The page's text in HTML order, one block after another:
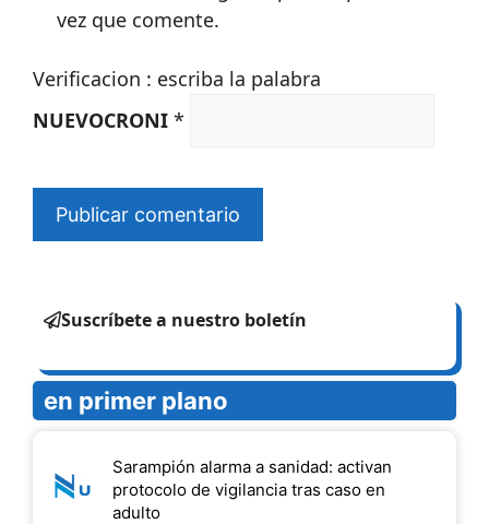
vez que comente.
Verificacion : escriba la palabra
NUEVOCRONI *
Suscríbete a nuestro boletín
en primer plano
Sarampión alarma a sanidad: activan
protocolo de vigilancia tras caso en
adulto